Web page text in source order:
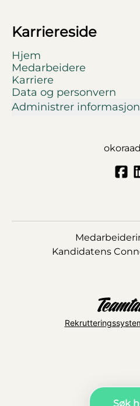
Søk
Karriereside
Hjem
Medarbeidere
Karriere
Data og personvern
Administrer
Kandidatens